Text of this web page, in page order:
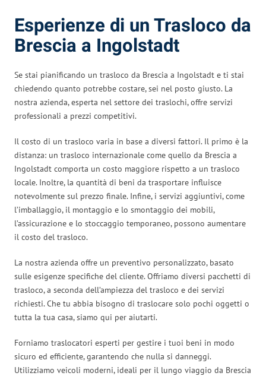
Esperienze di un Trasloco da
Brescia a Ingolstadt
Se stai pianificando un trasloco da Brescia a Ingolstadt e ti stai
chiedendo quanto potrebbe costare, sei nel posto giusto. La
nostra azienda, esperta nel settore dei traslochi, offre servizi
professionali a prezzi competitivi.
Il costo di un trasloco varia in base a diversi fattori. Il primo è la
distanza: un trasloco internazionale come quello da Brescia a
Ingolstadt comporta un costo maggiore rispetto a un trasloco
locale. Inoltre, la quantità di beni da trasportare influisce
notevolmente sul prezzo finale. Infine, i servizi aggiuntivi, come
l’imballaggio, il montaggio e lo smontaggio dei mobili,
l’assicurazione e lo stoccaggio temporaneo, possono aumentare
il costo del trasloco.
La nostra azienda offre un preventivo personalizzato, basato
sulle esigenze specifiche del cliente. Offriamo diversi pacchetti di
trasloco, a seconda dell’ampiezza del trasloco e dei servizi
richiesti. Che tu abbia bisogno di traslocare solo pochi oggetti o
tutta la tua casa, siamo qui per aiutarti.
Forniamo traslocatori esperti per gestire i tuoi beni in modo
sicuro ed efficiente, garantendo che nulla si danneggi.
Utilizziamo veicoli moderni, ideali per il lungo viaggio da Brescia